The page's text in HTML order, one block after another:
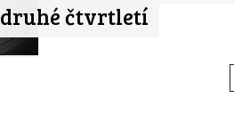
druhé čtvrtletí